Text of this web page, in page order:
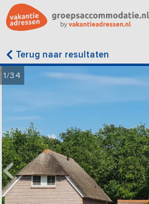
Terug naar resultaten
1/34